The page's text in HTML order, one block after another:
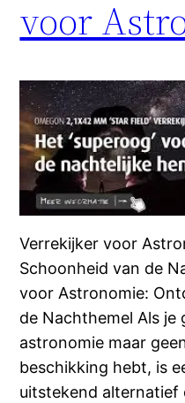
voor
Verrekijker voor
Schoonheid van de
voor Astronomie:
de Nachthemel Als je
astronomie maar
beschikking hebt, is
uitstekend alternatief